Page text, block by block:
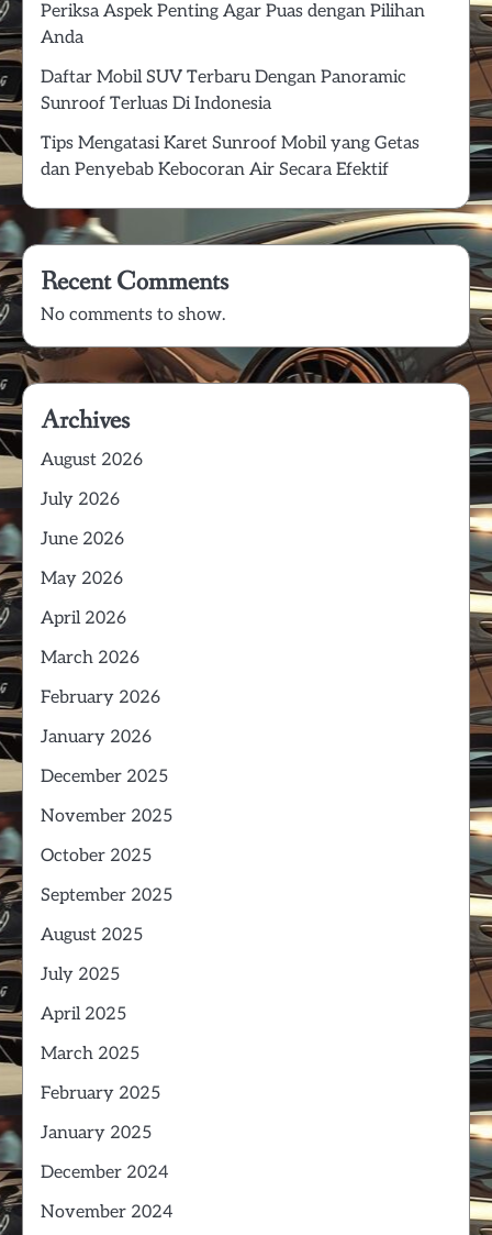
Periksa Aspek Penting Agar Puas dengan Pilihan
Anda
Daftar Mobil SUV Terbaru Dengan Panoramic
Sunroof Terluas Di Indonesia
Tips Mengatasi Karet Sunroof Mobil yang Getas
dan Penyebab Kebocoran Air Secara Efektif
Recent Comments
No comments to show.
Archives
August 2026
July 2026
June 2026
May 2026
April 2026
March 2026
February 2026
January 2026
December 2025
November 2025
October 2025
September 2025
August 2025
July 2025
April 2025
March 2025
February 2025
January 2025
December 2024
November 2024